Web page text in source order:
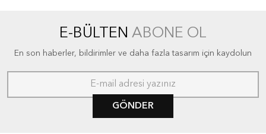
E-BÜLTEN ABONE OL
En son haberler, bildirimler ve daha fazla tasarım için kaydolun
GÖNDER